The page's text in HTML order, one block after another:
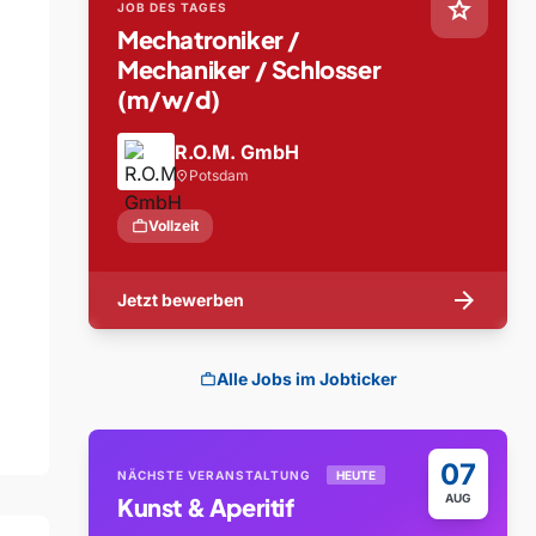
star
JOB DES TAGES
Mechatroniker /
Mechaniker / Schlosser
(m/w/d)
R.O.M. GmbH
location_on Potsdam
workVollzeit
Jetzt bewerben arrow_forward
workAlle Jobs im Jobticker
07
AUG
NÄCHSTE VERANSTALTUNG HEUTE
Kunst & Aperitif